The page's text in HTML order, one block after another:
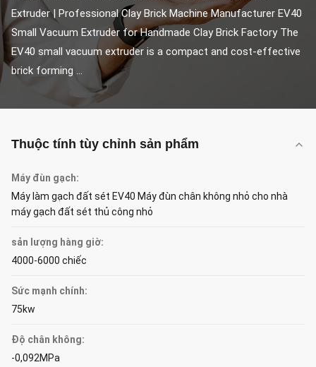
Extruder | Professional Clay Brick Machine Manufacturer EV40
Small Vacuum Extruder for Handmade Clay Brick Factory The
EV40 small vacuum extruder is a compact and cost-effective
brick forming ...
Thuộc tính tùy chỉnh sản phẩm
Máy đùn gạch:
Máy làm gạch đất sét EV40 Máy đùn chân không nhỏ cho nhà
máy gạch đất sét thủ công nhỏ
sản lượng hàng giờ:
4000-6000 chiếc
Sức mạnh chính:
75kw
Độ chân không:
-0,092MPa